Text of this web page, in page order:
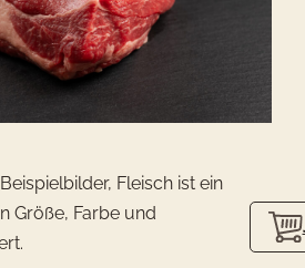
Fleisch ist ein
Größe, Farbe und